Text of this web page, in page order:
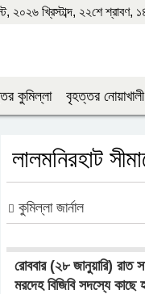
খ্রিস্টাব্দ, ২২শে শ্রাবণ,
কুমিল্লা বৃহত্তর নোয়াখালী
লালমনিরহাট
কুমিল্লা জার্নাল
রোববার (২৮ জানুয়ারি) রাত
মরদেহ বিজিবি সদস্যে